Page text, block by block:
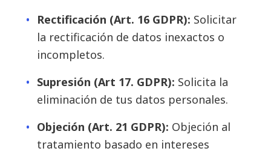
Rectificación (Art. 16 GDPR): Solicitar
la rectificación de datos inexactos o
incompletos.
Supresión (Art 17. GDPR): Solicita la
eliminación de tus datos personales.
Objeción (Art. 21 GDPR): Objeción al
tratamiento basado en intereses